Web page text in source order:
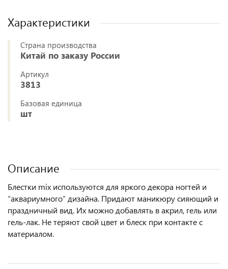
Характеристики
Страна производства
Китай по заказу России
Артикул
3813
Базовая единица
шт
Описание
Блестки mix используются для яркого декора ногтей и
“аквариумного” дизайна. Придают маникюру сияющий и
праздничный вид. Их можно добавлять в акрил, гель или
гель-лак. Не теряют свой цвет и блеск при контакте с
материалом.